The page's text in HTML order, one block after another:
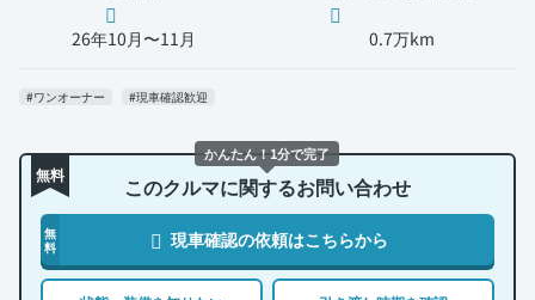
26年10月〜11月 0.7万km
#ワンオーナー #現車確認歓迎
無料 このクルマに関するお問い合わせ
無
料
現車確認の依頼はこちらから
かんたん！1分で完了